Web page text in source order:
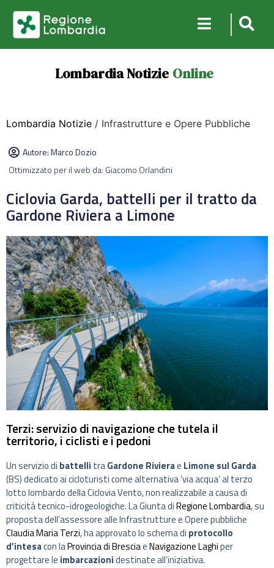
Lombardia Notizie Online
Lombardia Notizie / Infrastrutture e Opere Pubbliche
Autore:Marco Dozio
Ottimizzato per il web da: Giacomo Orlandini
Ciclovia Garda, battelli per il tratto da
Gardone Riviera a Limone
Terzi: servizio di navigazione che tutela il
territorio, i ciclisti e i pedoni
Un servizio di battelli traGardone Rivierae Limone sul Garda
(BS) dedicato ai cicloturisti come alternativa ‘via acqua’ al terzo
lotto lombardo della Ciclovia Vento, non realizzabile a causa di
criticità tecnico-idrogeologiche. La Giunta diRegione Lombardia, su
proposta dell’assessore alle Infrastrutture e Opere pubbliche
Claudia Maria Terzi, ha approvato lo schema di protocollo
d’intesacon laProvincia di BresciaeNavigazione Laghiper
progettare le imbarcazionidestinate all’iniziativa.